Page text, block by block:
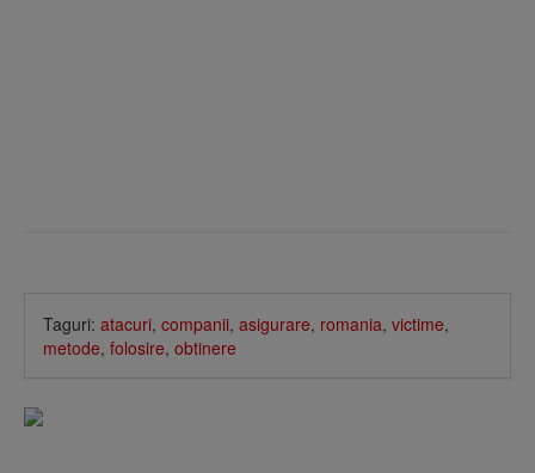
Taguri: atacuri, companii, asigurare, romania, victime,
metode, folosire, obtinere